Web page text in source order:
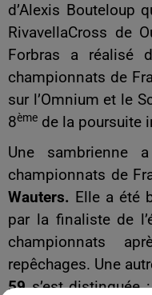
d’Alexis Bouteloup
RivavellaCross de
Forbras a réalisé
championnats de
sur l’Omnium et le
8ème de la poursuite
Une sambrienne
championnats de
Wauters. Elle a été
par la finaliste de
championnats
repêchages. Une
59s’est distinguée